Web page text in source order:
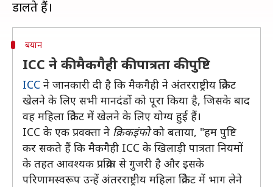
बयान
ICC ने की मैकगैही की पात्रता की पुष्टि
ICC ने जानकारी दी है कि मैकगैही ने अंतरराष्ट्रीय क्रिकेट
खेलने के लिए सभी मानदंडों को पूरा किया है, जिसके बाद
वह महिला क्रिकेट में खेलने के लिए योग्य हुई हैं।
ICC के एक प्रवक्ता ने क्रिकइंफोको बताया, "हम पुष्टि
कर सकते हैं कि मैकगैही ICC के खिलाड़ी पात्रता नियमों
के तहत आवश्यक प्रक्रिया से गुजरी है और इसके
परिणामस्वरूप उन्हें अंतरराष्ट्रीय महिला क्रिकेट में भाग लेने